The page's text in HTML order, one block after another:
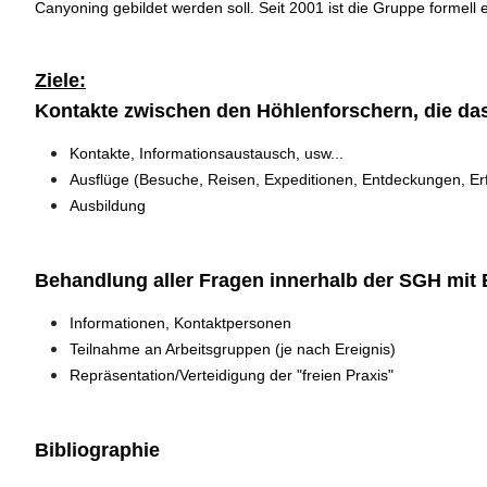
Canyoning gebildet werden soll. Seit 2001 ist die Gruppe formell
Ziele:
Kontakte zwischen den Höhlenforschern, die
Kontakte, Informationsaustausch, usw...
Ausflüge (Besuche, Reisen, Expeditionen, Entdeckungen,
Ausbildung
Behandlung aller Fragen innerhalb der SGH mit
Informationen, Kontaktpersonen
Teilnahme an Arbeitsgruppen (je nach Ereignis)
Repräsentation/Verteidigung der "freien Praxis"
Bibliographie